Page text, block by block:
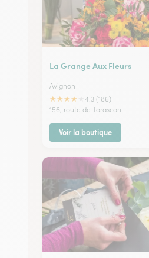
La Grange Aux Fleurs
Avignon
★★★★
4.3 (186)
156, route de Tarascon
Voir la boutique